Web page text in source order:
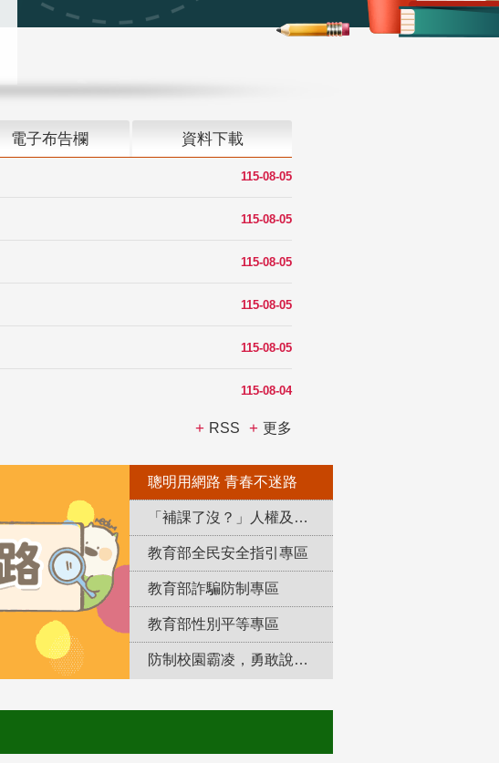
電子布告欄 資料下載
115-08-05
115-08-05
115-08-05
115-08-05
115-08-05
115-08-04
RSS 更多
聰明用網路 青春不迷路
「補課了沒？」人權及轉型正義教育專區
教育部全民安全指引專區
教育部詐騙防制專區
教育部性別平等專區
防制校園霸凌，勇敢說出來！